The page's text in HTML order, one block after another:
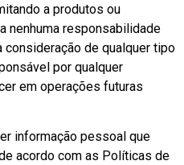
a produtos ou
nenhuma responsabilidade
de qualquer tipo
por qualquer
em operações futuras
informação pessoal que
acordo com as Políticas de